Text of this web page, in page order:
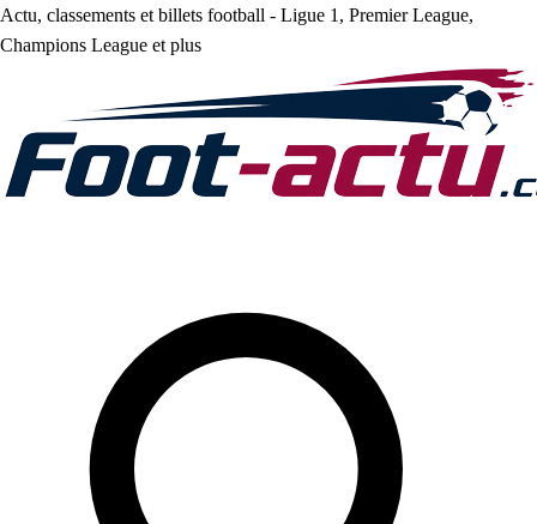
Actu, classements et billets football - Ligue 1, Premier League,
Champions League et plus